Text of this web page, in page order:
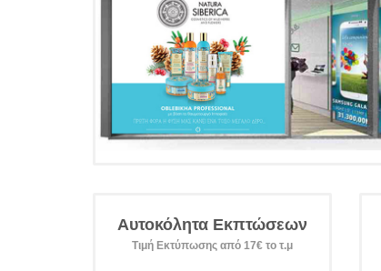
Αυτοκόλητα Εκπτώσεων
Τιμή Εκτύπωσης από 17€ το τ.μ